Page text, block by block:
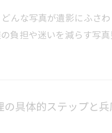
んな写真が遺影にふさ
負担や迷いを減らす写真
具体的ステップと